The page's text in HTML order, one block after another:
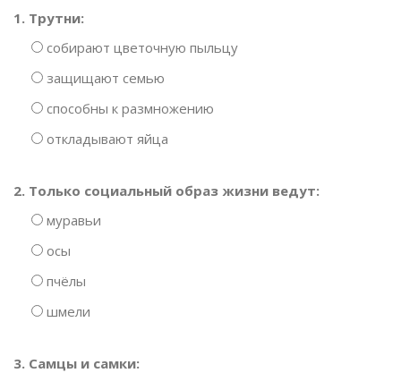
1. Трутни:
собирают цветочную пыльцу
защищают семью
способны к размножению
откладывают яйца
2. Только социальный образ жизни ведут:
муравьи
осы
пчёлы
шмели
3. Самцы и самки: